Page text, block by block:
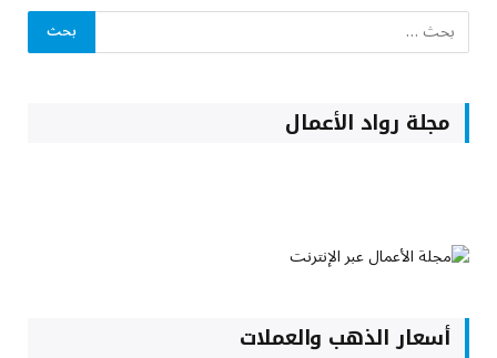
مجلة رواد الأعمال
أسعار الذهب والعملات